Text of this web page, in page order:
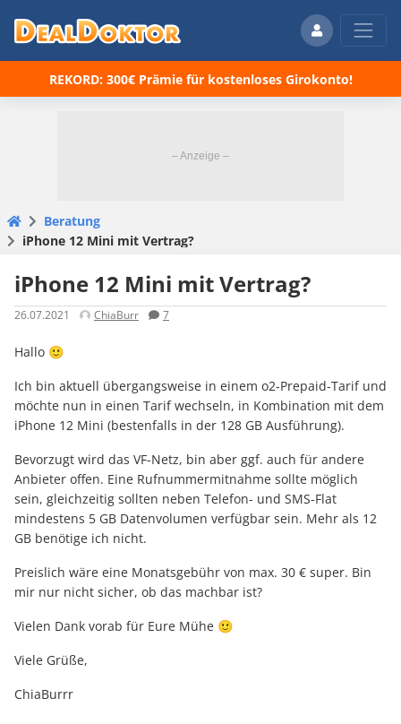
REKORD: 300€ Prämie für kostenloses Girokonto!
Beratung
iPhone 12 Mini mit Vertrag?
iPhone 12 Mini mit Vertrag?
26.07.2021 ChiaBurr 7
Hallo 🙂
Ich bin aktuell übergangsweise in einem o2-Prepaid-Tarif und
möchte nun in einen Tarif wechseln, in Kombination mit dem
iPhone 12 Mini (bestenfalls in der 128 GB Ausführung).
Bevorzugt wird das VF-Netz, bin aber ggf. auch für andere
Anbieter offen. Eine Rufnummermitnahme sollte möglich
sein, gleichzeitig sollten neben Telefon- und SMS-Flat
mindestens 5 GB Datenvolumen verfügbar sein. Mehr als 12
GB benötige ich nicht.
Preislich wäre eine Monatsgebühr von max. 30 € super. Bin
mir nur nicht sicher, ob das machbar ist?
Vielen Dank vorab für Eure Mühe 🙂
Viele Grüße,
ChiaBurrr